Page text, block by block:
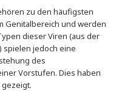
zu den häufigsten
Genitalbereich und werden
dieser Viren (aus der
spielen jedoch eine
des
Vorstufen. Dies haben